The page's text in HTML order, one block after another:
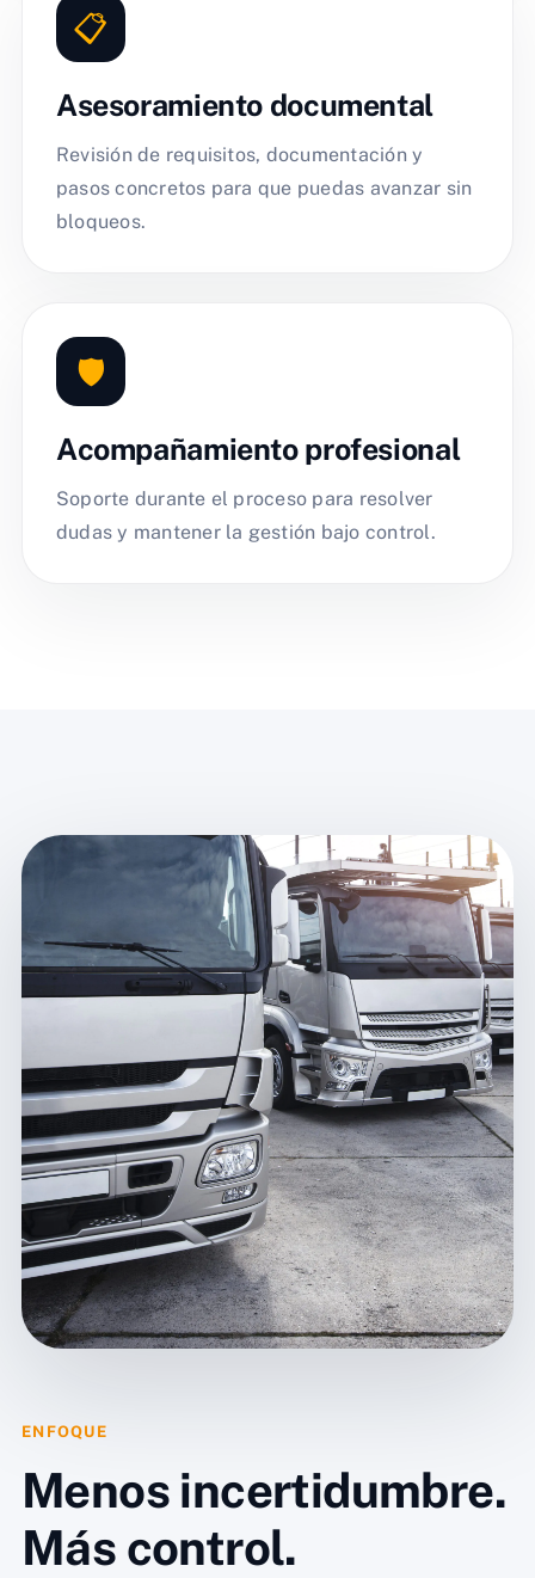
📋
Asesoramiento documental
Revisión de requisitos, documentación y
pasos concretos para que puedas avanzar sin
bloqueos.
🛡️
Acompañamiento profesional
Soporte durante el proceso para resolver
dudas y mantener la gestión bajo control.
ENFOQUE
Menos incertidumbre.
Más control.